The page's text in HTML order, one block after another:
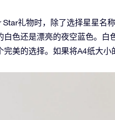
Star礼物时，除了选择星星名
白色还是漂亮的夜空蓝色。
完美的选择。如果将A4纸大